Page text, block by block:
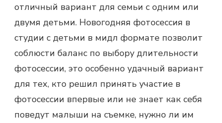
отличный вариант для семьи с одним или
двумя детьми. Новогодняя фотосессия в
студии с детьми в мидл формате позволит
соблюсти баланс по выбору длительности
фотосессии, это особенно удачный вариант
для тех, кто решил принять участие в
фотосессии впервые или не знает как себя
поведут малыши на съемке, нужно ли им